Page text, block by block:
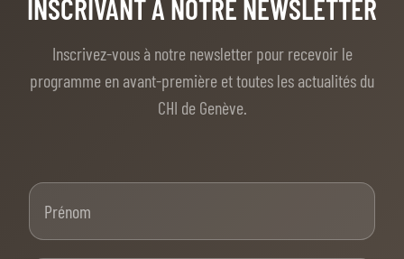
INSCRIVANT À NOTRE NEWSLETTER
Inscrivez-vous à notre newsletter pour recevoir le
programme en avant-première et toutes les actualités du
CHI de Genève.